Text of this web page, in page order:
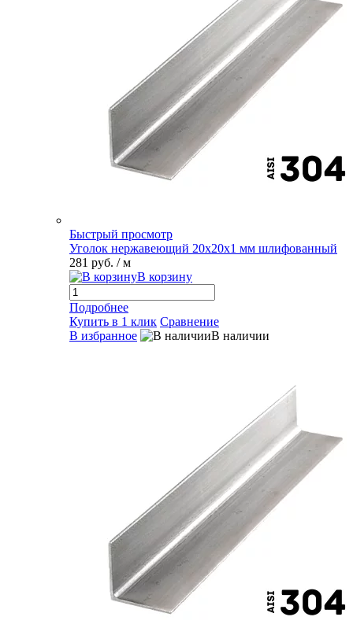
Быстрый просмотр
Уголок нержавеющий 20х20х1 мм шлифованный
281 руб. / м
В корзину
Подробнее
Купить в 1 клик Сравнение
В избранное
В наличии